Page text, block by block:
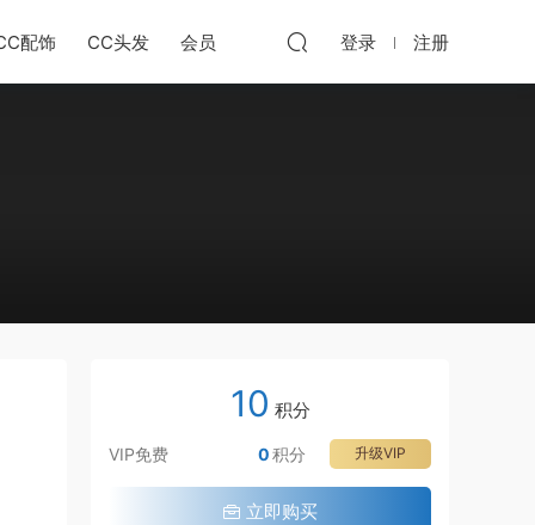
配饰 CC头发 会员 登录 注册
10 积分
VIP免费 升级VIP
0积分
立即购买